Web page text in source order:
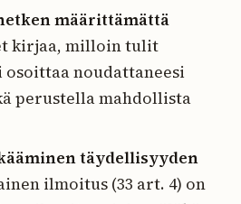
määrittämättä
kirjaa, milloin tulit
noudattaneesi
perustella mahdollista
täydellisyyden
ilmoitus (33 art. 4) on